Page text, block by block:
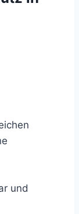
und